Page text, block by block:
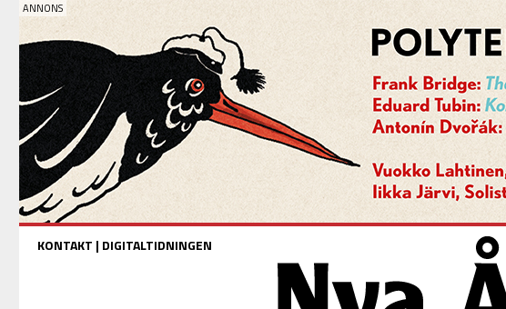
KONTAKT | DIGITALTIDNINGEN